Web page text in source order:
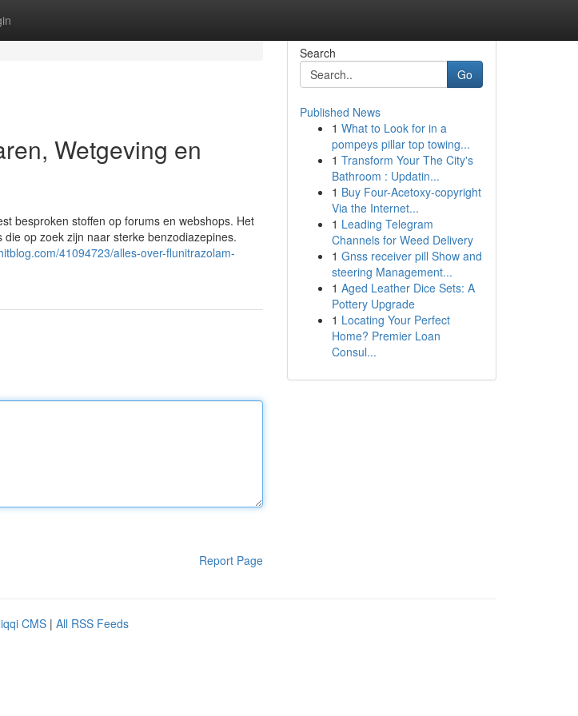
Wetgeving en
besproken stoffen op forums en webshops. Het
op zoek zijn naar sterke benzodiazepines.
41094723/alles-over-flunitrazolam-
Report Page
Search
Go
Published News
1 What to Look for in a
pompeys pillar top towing...
1 Transform Your The City's
Bathroom : Updatin...
1 Buy Four-Acetoxy-copyright
Via the Internet...
1 Leading Telegram
Channels for Weed Delivery
1 Gnss receiver pill Show and
steering Management...
1 Aged Leather Dice Sets: A
Pottery Upgrade
1 Locating Your Perfect
Home? Premier Loan
Consul...
CMS | All RSS Feeds